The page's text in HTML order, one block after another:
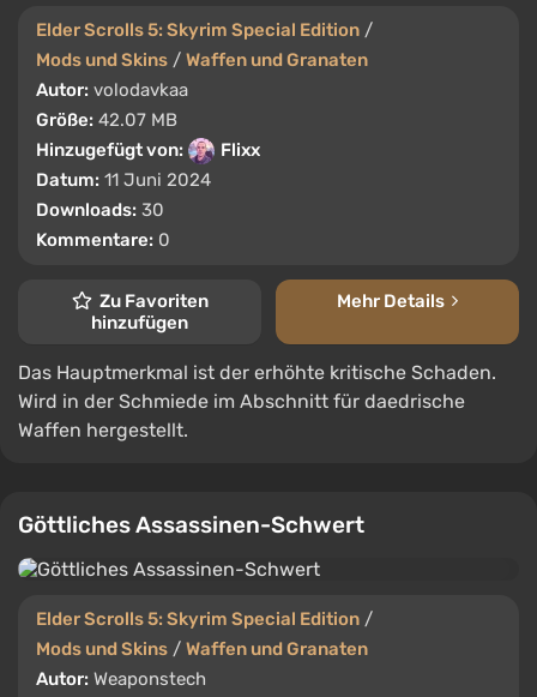
Elder Scrolls 5: Skyrim Special Edition /
Mods und Skins / Waffen und Granaten
Autor: volodavkaa
Größe: 42.07 MB
Hinzugefügt von:
Flixx
Datum: 11 Juni 2024
Downloads: 30
Kommentare: 0
Zu Favoriten
hinzufügen
Mehr Details
Das Hauptmerkmal ist der erhöhte kritische Schaden.
Wird in der Schmiede im Abschnitt für daedrische
Waffen hergestellt.
Göttliches Assassinen-Schwert
Elder Scrolls 5: Skyrim Special Edition /
Mods und Skins / Waffen und Granaten
Autor: Weaponstech